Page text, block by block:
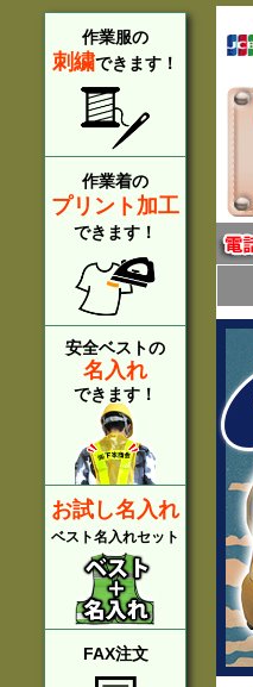
作業服の
刺繍できます！
作業着の
プリント加工
できます！
安全ベストの
名入れ
できます！
お試し名入れ
ベスト名入れセット
FAX注文